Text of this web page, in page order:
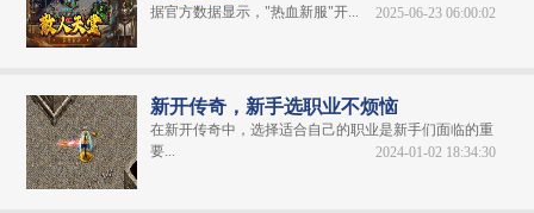
据官方数据显示，"热血新服"开... 2025-06-23 06:00:02
新开传奇，新手选职业不烦恼
在新开传奇中，选择适合自己的职业是新手们面临的重
要...
2024-01-02 18:34:30